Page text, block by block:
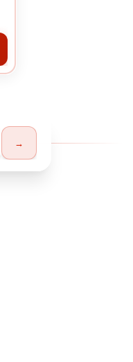
→